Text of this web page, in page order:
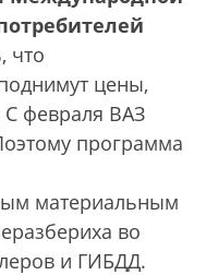
что
цены,
С февраля ВАЗ
программа
материальным
во
и ГИБДД.